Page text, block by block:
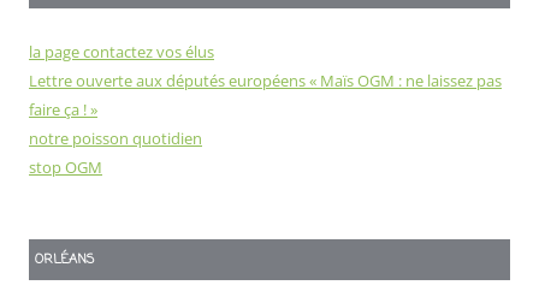
la page contactez vos élus
Lettre ouverte aux députés européens « Maïs OGM : ne laissez pas
faire ça ! »
notre poisson quotidien
stop OGM
ORLÉANS